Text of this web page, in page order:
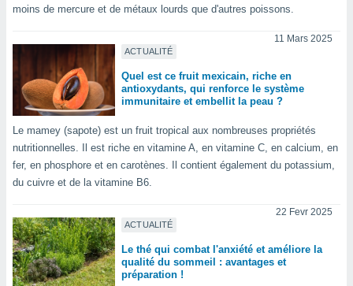
en
web.
nos
des
ou
des
sur
moins de mercure et de métaux lourds que d'autres poissons.
ACTUALITÉ
11 Mars 2025
Quel est ce fruit mexicain, riche en
antioxydants, qui renforce le système
immunitaire et embellit la peau ?
Le mamey (sapote) est un fruit tropical aux nombreuses propriétés
nutritionnelles. Il est riche en vitamine A, en vitamine C, en calcium, en
fer, en phosphore et en carotènes. Il contient également du potassium,
du cuivre et de la vitamine B6.
ACTUALITÉ
22 Fevr 2025
Le thé qui combat l'anxiété et améliore la
qualité du sommeil : avantages et
préparation !